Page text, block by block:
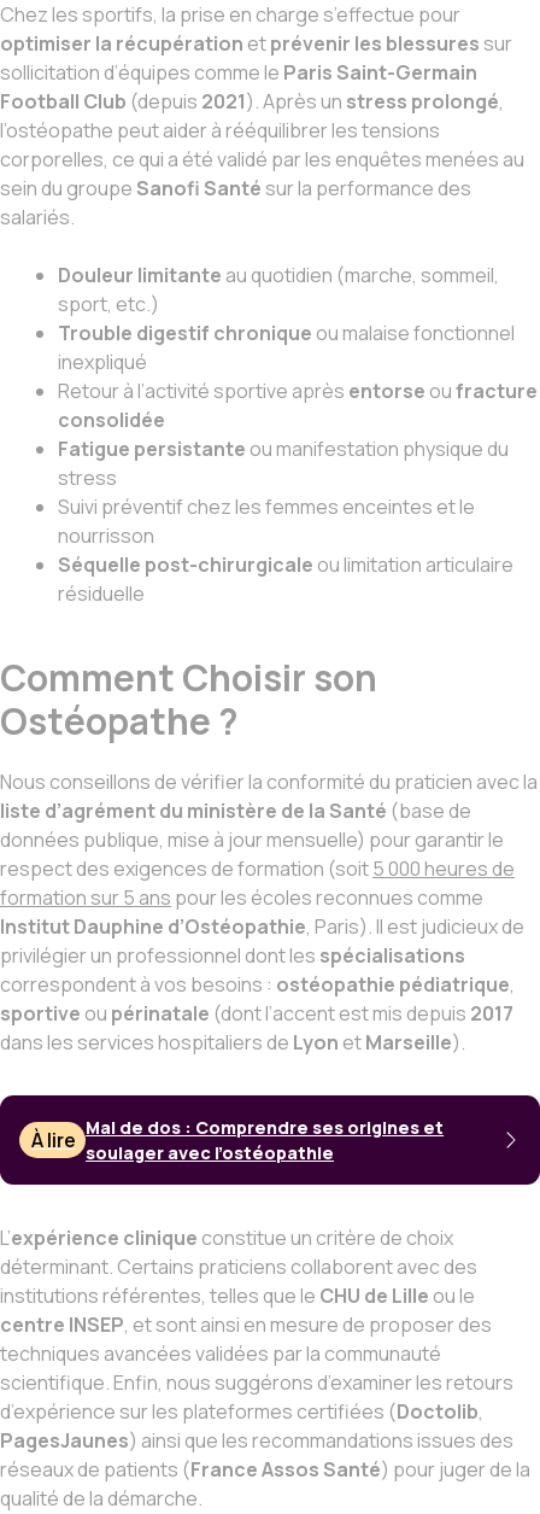
Chez les sportifs, la prise en charge s’effectue pour
optimiser la récupération etprévenir les blessures sur
sollicitation d’équipes comme le Paris Saint-Germain
Football Club (depuis 2021). Après un stress prolongé,
l’ostéopathe peut aider à rééquilibrer les tensions
corporelles, ce qui a été validé par les enquêtes menées au
sein du groupeSanofi Santé sur la performance des
salariés.
Douleur limitante au quotidien (marche, sommeil,
sport, etc.)
Trouble digestif chronique ou malaise fonctionnel
inexpliqué
Retour à l’activité sportive après entorse oufracture
consolidée
Fatigue persistante ou manifestation physique du
stress
Suivi préventif chez les femmes enceintes et le
nourrisson
Séquelle post-chirurgicale ou limitation articulaire
résiduelle
Comment Choisir son
Ostéopathe ?
Nous conseillons de vérifier la conformité du praticien avec la
liste d’agrément du ministère de la Santé (base de
données publique, mise à jour mensuelle) pour garantir le
respect des exigences de formation (soit5 000 heures de
formation sur 5 ans pour les écoles reconnues comme
Institut Dauphine d’Ostéopathie, Paris). Il est judicieux de
privilégier un professionnel dont les spécialisations
correspondent à vos besoins : ostéopathie pédiatrique,
sportive ou périnatale (dont l’accent est mis depuis 2017
dans les services hospitaliers de Lyon etMarseille).
À lire Mal de dos : Comprendre ses origines et
soulager avec l’ostéopathie
L’expérience clinique constitue un critère de choix
déterminant. Certains praticiens collaborent avec des
institutions référentes, telles que le CHU de Lille ou le
centre INSEP, et sont ainsi en mesure de proposer des
techniques avancées validées par la communauté
scientifique. Enfin, nous suggérons d’examiner les retours
d’expérience sur les plateformes certifiées (Doctolib,
PagesJaunes) ainsi que les recommandations issues des
réseaux de patients (France Assos Santé) pour juger de la
qualité de la démarche.